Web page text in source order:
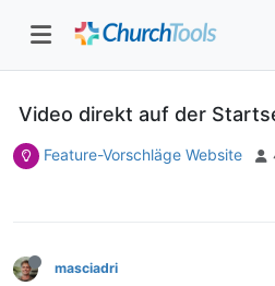
Video direkt auf der
Feature-Vorschläge Website
masciadri